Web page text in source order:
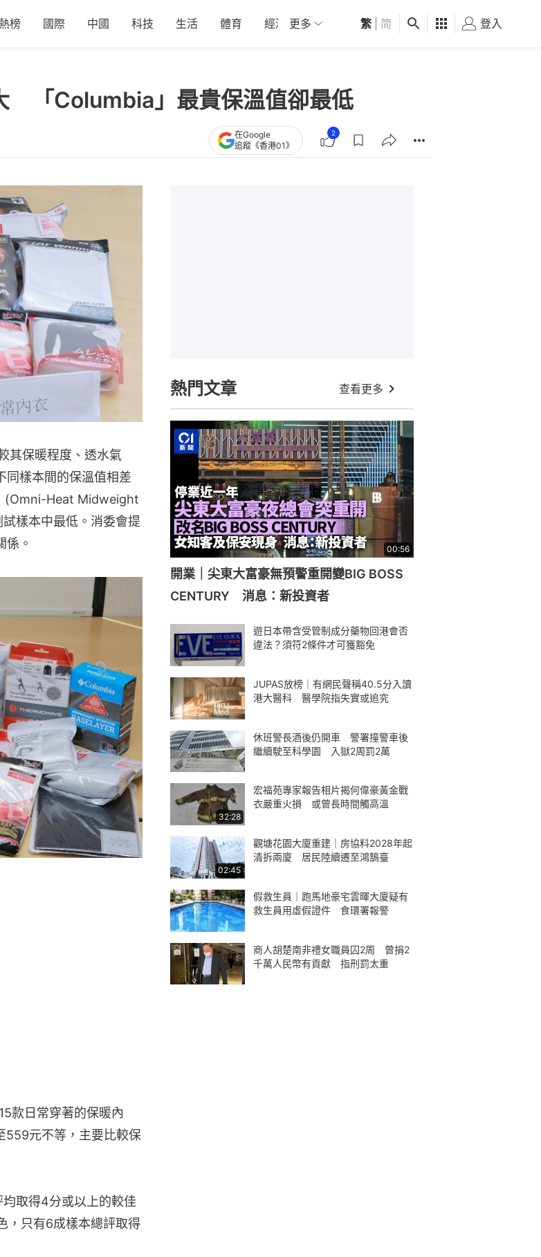
榜 國際 中國 科技 生活 體育 經濟 01深圳 觀點 健康 好食玩飛
更多 繁 简 登入
「Columbia」最貴保溫值卻最低
在Google
追蹤《香港01》
2
其保暖程度、透水氣
同樣本間的保溫值相差
(Omni-Heat Midweight
樣本中最低。消委會提
係。
款日常穿著的保暖內
559元不等，主要比較保
取得4分或以上的較佳
，只有6成樣本總評取得
熱門文章 查看更多
00:56
開業｜尖東大富豪無預警重開變BIG BOSS
CENTURY 消息：新投資者
遊日本帶含受管制成分藥物回港會否
違法？須符2條件才可獲豁免
JUPAS放榜｜有網民聲稱40.5分入讀
港大醫科 醫學院指失實或追究
休班警長酒後仍開車 警署撞警車後
繼續駛至科學園 入獄2周罰2萬
32:28
宏福苑專家報告相片揭何偉豪黃金戰
衣嚴重火損 或曾長時間觸高溫
02:45
觀塘花園大廈重建｜房協料2028年起
清拆兩廈 居民陸續遷至鴻鵠臺
假救生員｜跑馬地豪宅雲暉大廈疑有
救生員用虛假證件 食環署報警
商人胡楚南非禮女職員囚2周 曾捐2
千萬人民幣有貢獻 指刑罰太重